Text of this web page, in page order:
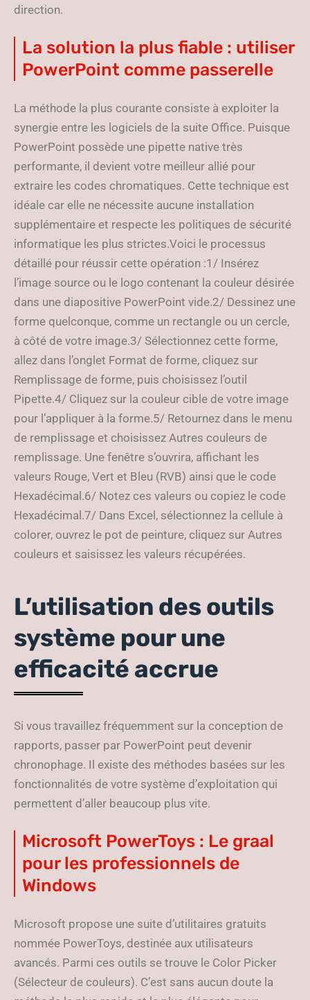
direction.
La solution la plus fiable : utiliser
PowerPoint comme passerelle
La méthode la plus courante consiste à exploiter la
synergie entre les logiciels de la suite Office. Puisque
PowerPoint possède une pipette native très
performante, il devient votre meilleur allié pour
extraire les codes chromatiques. Cette technique est
idéale car elle ne nécessite aucune installation
supplémentaire et respecte les politiques de sécurité
informatique les plus strictes.Voici le processus
détaillé pour réussir cette opération :1/ Insérez
l’image source ou le logo contenant la couleur désirée
dans une diapositive PowerPoint vide.2/ Dessinez une
forme quelconque, comme un rectangle ou un cercle,
à côté de votre image.3/ Sélectionnez cette forme,
allez dans l’onglet Format de forme, cliquez sur
Remplissage de forme, puis choisissez l’outil
Pipette.4/ Cliquez sur la couleur cible de votre image
pour l’appliquer à la forme.5/ Retournez dans le menu
de remplissage et choisissez Autres couleurs de
remplissage. Une fenêtre s’ouvrira, affichant les
valeurs Rouge, Vert et Bleu (RVB) ainsi que le code
Hexadécimal.6/ Notez ces valeurs ou copiez le code
Hexadécimal.7/ Dans Excel, sélectionnez la cellule à
colorer, ouvrez le pot de peinture, cliquez sur Autres
couleurs et saisissez les valeurs récupérées.
L’utilisation des outils
système pour une
efficacité accrue
Si vous travaillez fréquemment sur la conception de
rapports, passer par PowerPoint peut devenir
chronophage. Il existe des méthodes basées sur les
fonctionnalités de votre système d’exploitation qui
permettent d’aller beaucoup plus vite.
Microsoft PowerToys : Le graal
pour les professionnels de
Windows
Microsoft propose une suite d’utilitaires gratuits
nommée PowerToys, destinée aux utilisateurs
avancés. Parmi ces outils se trouve le Color Picker
(Sélecteur de couleurs). C’est sans aucun doute la